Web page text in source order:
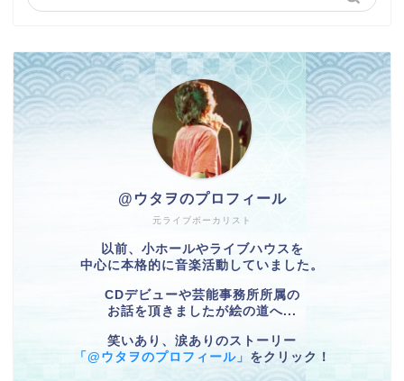
元ライブボーカリスト
@ウタヲのプロフィール
以前、小ホールやライブハウスを
中心に本格的に音楽活動していました。
CDデビューや芸能事務所所属の
お話を頂きましたが絵の道へ...
笑いあり、涙ありのストーリー
「@ウタヲのプロフィール」 をクリック！